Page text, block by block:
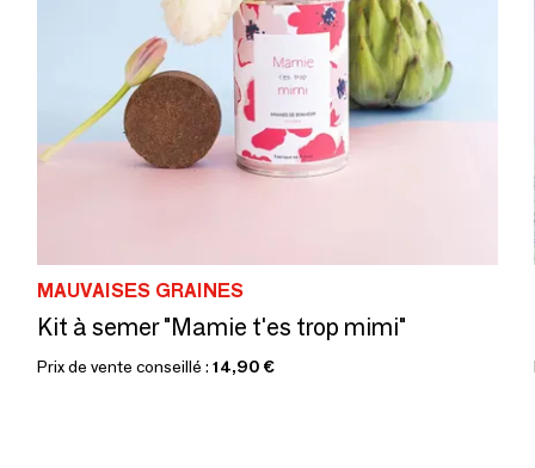
MAUVAISES GRAINES
Kit à semer "Mamie t'es trop mimi"
Prix de vente conseillé : 14,90 €